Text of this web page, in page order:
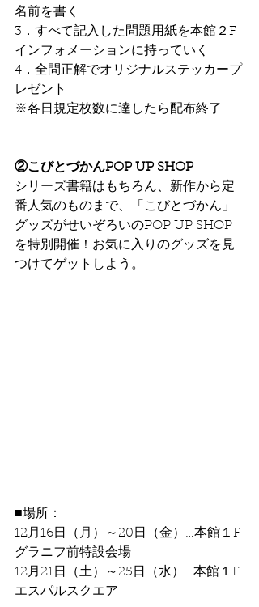
名前を書く
3．すべて記入した問題用紙を本館２F
インフォメーションに持っていく
4．全問正解でオリジナルステッカープ
レゼント
※各日規定枚数に達したら配布終了
②こびとづかんPOP UP SHOP
シリーズ書籍はもちろん、新作から定
番人気のものまで、「こびとづかん」
グッズがせいぞろいのPOP UP SHOP
を特別開催！お気に入りのグッズを見
つけてゲットしよう。
■場所：
12月16日（月）～20日（金）…本館１F
グラニフ前特設会場
12月21日（土）～25日（水）…本館１F
エスパルスクエア